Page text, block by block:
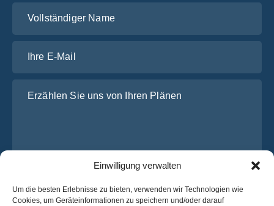
Einwilligung verwalten
Um die besten Erlebnisse zu bieten, verwenden wir Technologien wie
Cookies, um Geräteinformationen zu speichern und/oder darauf